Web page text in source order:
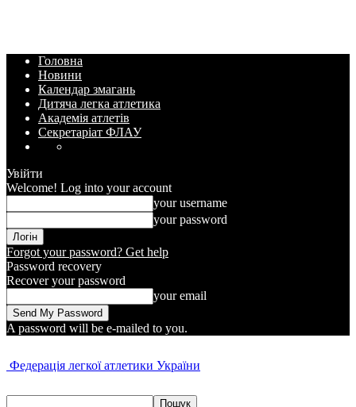
Головна
Новини
Календар змагань
Дитяча легка атлетика
Академія атлетів
Секретаріат ФЛАУ
Увійти
Welcome! Log into your account
your username
your password
Forgot your password? Get help
Password recovery
Recover your password
your email
A password will be e-mailed to you.
Федерація легкої атлетики України